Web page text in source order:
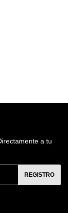
a tu
REGISTRO